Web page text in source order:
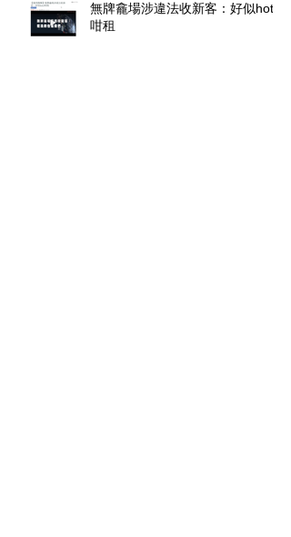
無牌龕場涉違法收新客：好似hotel
咁租